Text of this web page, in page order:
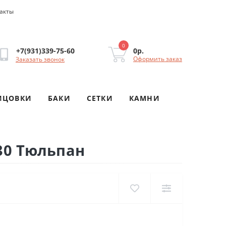
+7(931)339-75-60
Заказать звонок
0
0р.
Оформить заказ
БАКИ СЕТКИ КАМНИ
Тюльпан